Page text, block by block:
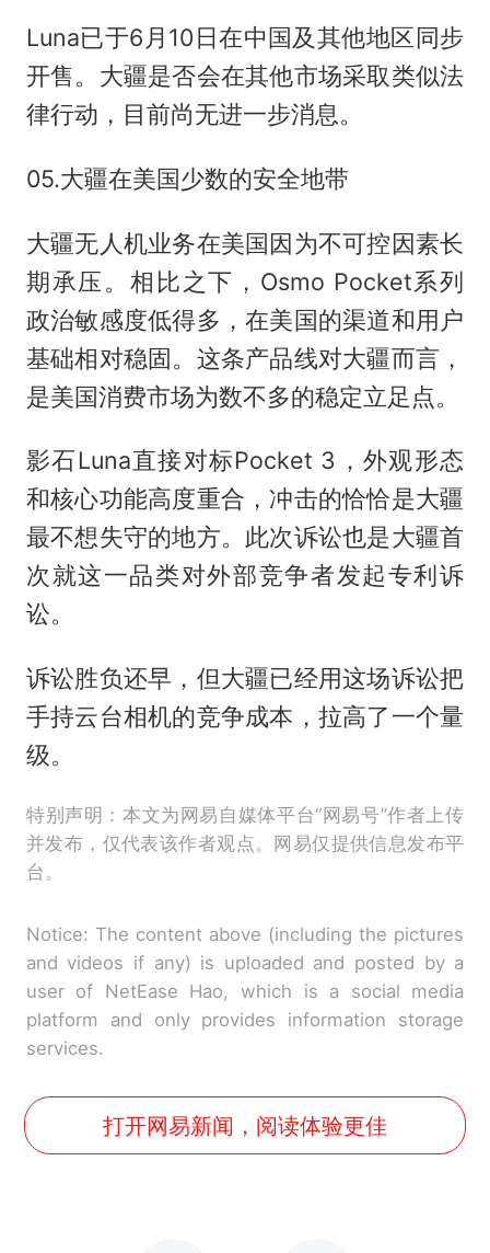
Luna已于6月10日在中国及其他地区同步
开售。大疆是否会在其他市场采取类似法
律行动，目前尚无进一步消息。
05.大疆在美国少数的安全地带
大疆无人机业务在美国因为不可控因素长
期承压。相比之下，Osmo Pocket系列
政治敏感度低得多，在美国的渠道和用户
基础相对稳固。这条产品线对大疆而言，
是美国消费市场为数不多的稳定立足点。
影石Luna直接对标Pocket 3，外观形态
和核心功能高度重合，冲击的恰恰是大疆
最不想失守的地方。此次诉讼也是大疆首
次就这一品类对外部竞争者发起专利诉
讼。
诉讼胜负还早，但大疆已经用这场诉讼把
手持云台相机的竞争成本，拉高了一个量
级。
特别声明：本文为网易自媒体平台“网易号”作者上传
并发布，仅代表该作者观点。网易仅提供信息发布平
台。
Notice: The content above (including the pictures
and videos if any) is uploaded and posted by a
user of NetEase Hao, which is a social media
platform and only provides information storage
services.
打开网易新闻，阅读体验更佳